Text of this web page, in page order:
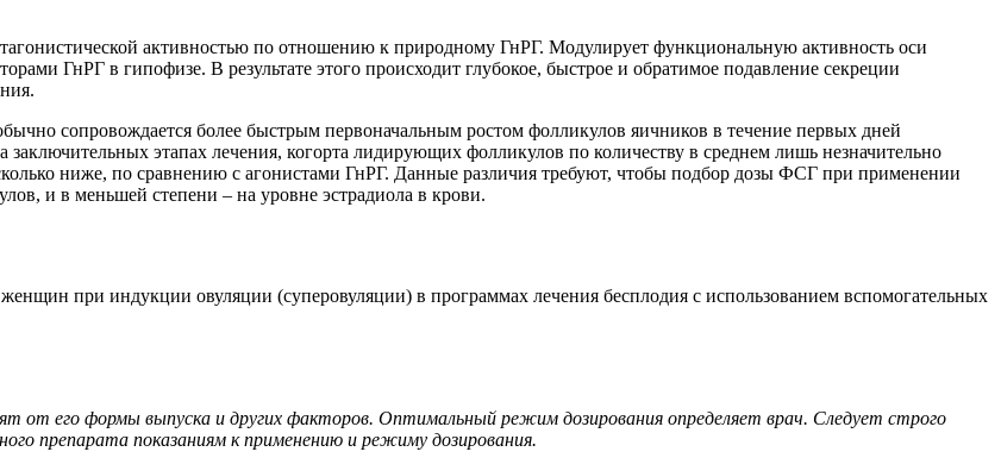
активностью по отношению к природному ГнРГ. Модулирует функциональную активность оси
ГнРГ в гипофизе. В результате этого происходит глубокое, быстрое и обратимое подавление секреции
сопровождается более быстрым первоначальным ростом фолликулов яичников в течение первых дней
этапах лечения, когорта лидирующих фолликулов по количеству в среднем лишь незначительно
ниже, по сравнению с агонистами ГнРГ. Данные различия требуют, чтобы подбор дозы ФСГ при применении
и в меньшей степени – на уровне эстрадиола в крови.
при индукции овуляции (суперовуляции) в программах лечения бесплодия с использованием вспомогательных
от его формы выпуска и других факторов. Оптимальный режим дозирования определяет врач. Следует строго
препарата показаниям к применению и режиму дозирования.